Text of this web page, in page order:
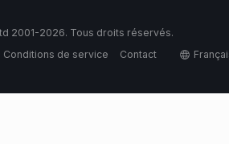
2001-2026. Tous droits réservés.
Conditions de service Contact